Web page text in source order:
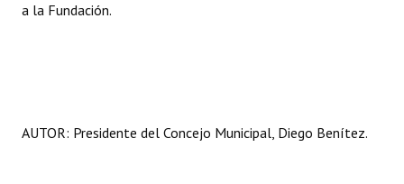
a la Fundación.
AUTOR: Presidente del Concejo Municipal, Diego Benítez.